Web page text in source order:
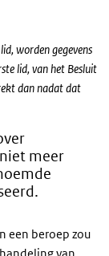
worden gegevens
lid, van het Besluit
dan nadat dat
meer
een beroep zou